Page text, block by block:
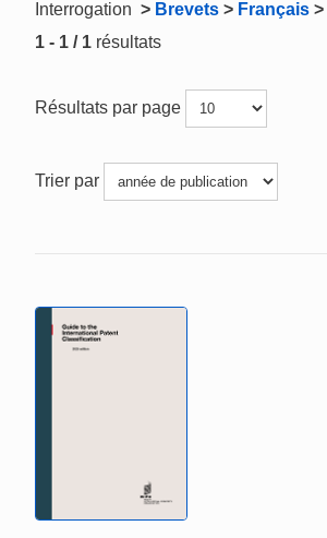
Interrogation > Brevets > Français >
1 - 1 / 1 résultats
Résultats par page
Trier par